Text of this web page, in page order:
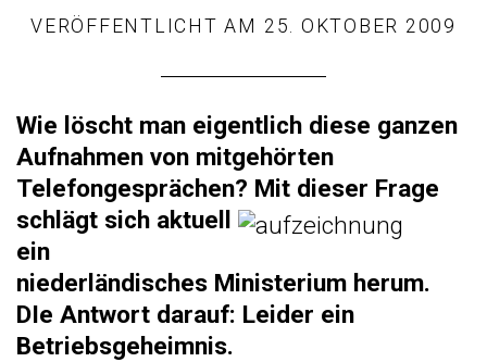
VERÖFFENTLICHT AM 25. OKTOBER 2009
Wie löscht man eigentlich diese ganzen
Aufnahmen von mitgehörten
Telefongesprächen? Mit dieser Frage
schlägt sich aktuell
ein
niederländisches Ministerium herum.
DIe Antwort darauf: Leider ein
Betriebsgeheimnis.